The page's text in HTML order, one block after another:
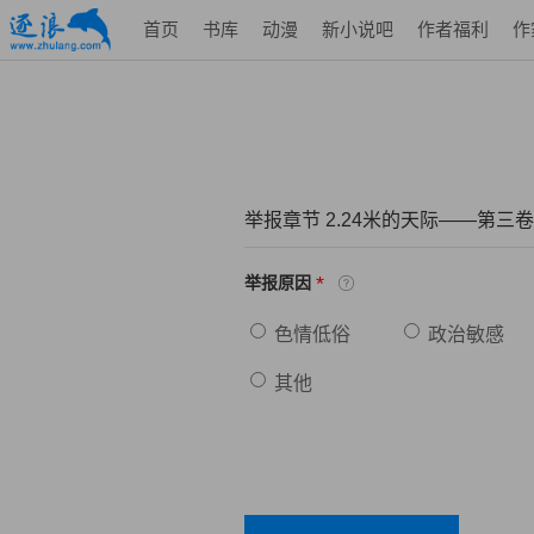
首页 书库 动漫 新小说吧 作者福利 作
举报章节 2.24米的天际——第三
举报原因 *
色情低俗 政治敏感
其他